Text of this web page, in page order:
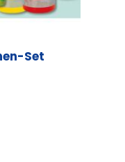
Set